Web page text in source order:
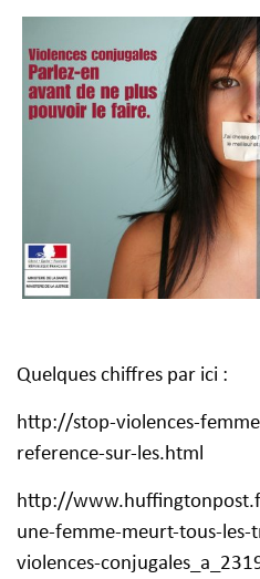
Quelques chiffres par ici :
http://stop-violences-
reference-sur-les.html
http://
une-femme-meurt-tous-
violences-